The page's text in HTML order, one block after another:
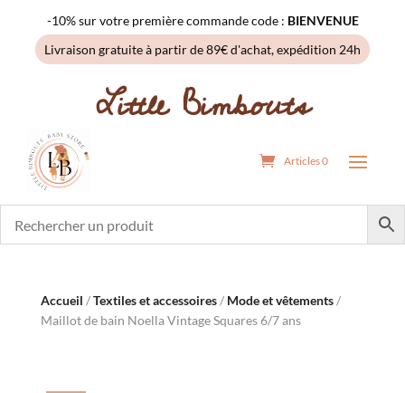
-10% sur votre première commande code : BIENVENUE
Livraison gratuite à partir de 89€ d'achat, expédition 24h
Little Bimbouts
Articles 0
Accueil /Textiles et accessoires/ Mode et vêtements/
Maillot de bain Noella Vintage Squares 6/7 ans